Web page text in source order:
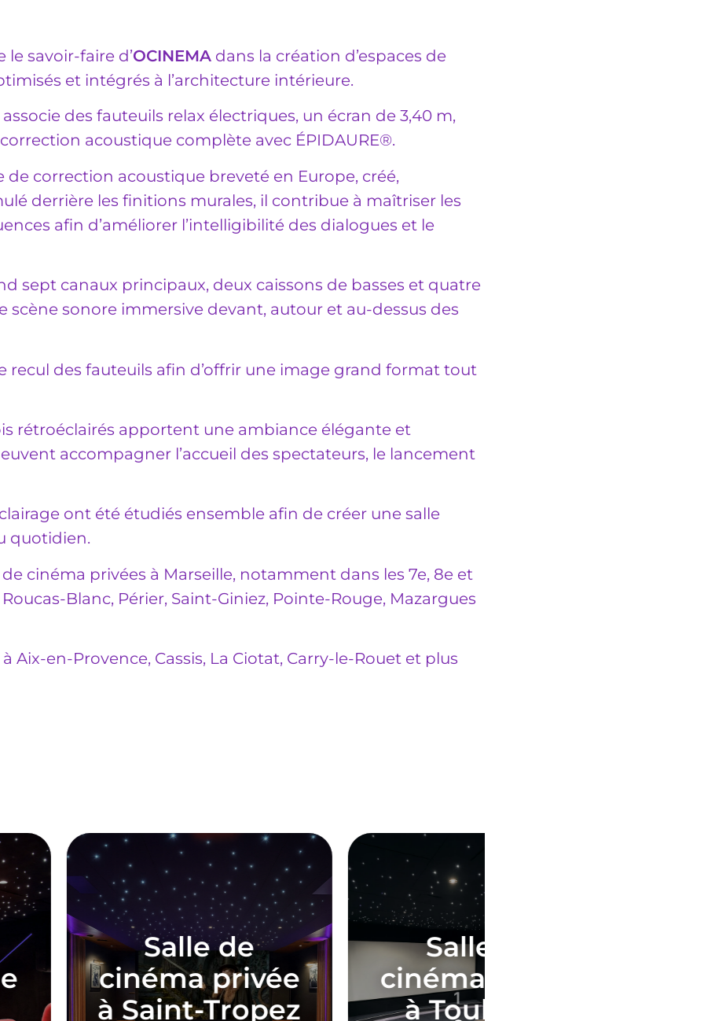
le savoir-faire d’OCINEMA dans la création d’espaces de
et intégrés à l’architecture intérieure.
des fauteuils relax électriques, un écran de 3,40 m,
acoustique complète avec ÉPIDAURE®.
correction acoustique breveté en Europe, créé,
derrière les finitions murales, il contribue à maîtriser les
afin d’améliorer l’intelligibilité des dialogues et le
sept canaux principaux, deux caissons de basses et quatre
scène sonore immersive devant, autour et au-dessus des
recul des fauteuils afin d’offrir une image grand format tout
rétroéclairés apportent une ambiance élégante et
accompagner l’accueil des spectateurs, le lancement
ont été étudiés ensemble afin de créer une salle
quotidien.
cinéma privées à Marseille, notamment dans les 7e, 8e et
Blanc, Périer, Saint-Giniez, Pointe-Rouge, Mazargues
en-Provence, Cassis, La Ciotat, Carry-le-Rouet et plus
Salle de
privée
Tropez
Salle de
cinéma privée
à Toulouse
1